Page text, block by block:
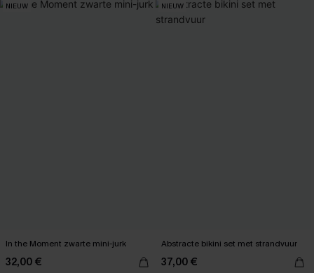
NIEUW
In the Moment zwarte mini-jurk
32,00 €
NIEUW
Abstracte bikini set met strandvuur
37,00 €